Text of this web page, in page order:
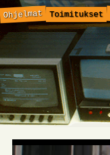
Ohjelmat Toimitukset